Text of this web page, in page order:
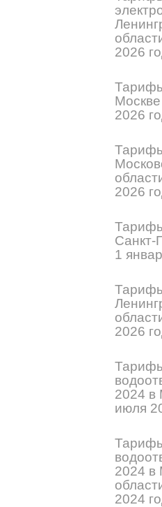
2026
2026
2026
Санкт-
1
2026
2024 в
июля
2024 в
2024